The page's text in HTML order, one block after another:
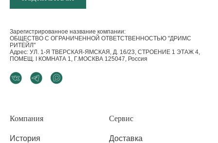
Зарегистрированное название компании:
ОБЩЕСТВО С ОГРАНИЧЕННОЙ ОТВЕТСТВЕННОСТЬЮ "ДРИМС
РИТЕЙЛ"
Адрес: УЛ. 1-Я ТВЕРСКАЯ-ЯМСКАЯ, Д. 16/23, СТРОЕНИЕ 1 ЭТАЖ 4,
ПОМЕЩ. I КОМНАТА 1, Г.МОСКВА 125047, Россия
Компания
История
Сервис
Доставка